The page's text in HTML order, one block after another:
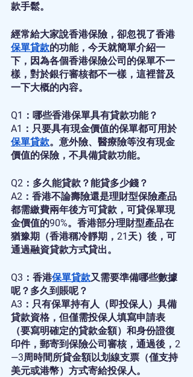
款手鬆。
經常給大家說香港保險，卻忽視了香港
保單貸款的功能，今天就簡單介紹一
下，因為各個香港保險公司的保單不一
樣，對於銀行審核都不一樣，這裡普及
一下大概的內容。
Q1：哪些香港保單具有貸款功能？
A1：只要具有現金價值的保單都可用於
保單貸款。意外險、醫療險等沒有現金
價值的保險，不具備貸款功能。
Q2：多久能貸款？能貸多少錢？
A2：香港不論壽險還是理財型保險產品
都需繳費兩年後方可貸款，可貸保單現
金價值的90%。香港部分理財型產品在
猶豫期（香港稱冷靜期，21天）後，可
通過融資貸款方式貸出。
Q3：香港保單貸款又需要準備哪些數據
呢？多久到賬呢？
A3：只有保單持有人（即投保人）具備
貸款資格，但僅需投保人填寫申請表
（要寫明確定的貸款金額）和身份證復
印件，郵寄到保險公司審核，通過後，2
—3周時間所貸金額以划線支票（僅支持
美元或港幣）方式寄給投保人。